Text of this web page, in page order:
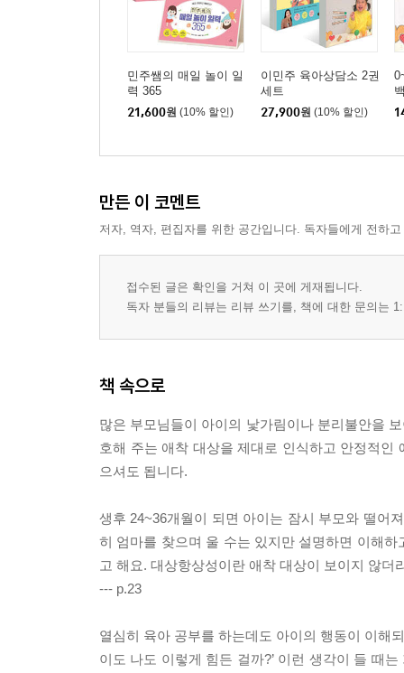
민주쌤의 매일 놀이 일
력 365
21,600원 (10% 할인)
이민주 육아상담소 2권
세트
27,900원 (10% 할인)
만든 이 코멘트
저자, 역자, 편집자를 위한 공간입니다. 독자들에게 전하
접수된 글은 확인을 거쳐 이 곳에 게재됩니다.
독자 분들의 리뷰는 리뷰 쓰기를, 책에 대한 문의는
책 속으로
많은 부모님들이 아이의 낯가림이나 분리불안을
호해 주는 애착 대상을 제대로 인식하고 안정적
으셔도 됩니다.
생후 24~36개월이 되면 아이는 잠시 부모와 떨어
히 엄마를 찾으며 울 수는 있지만 설명하면 이해하
고 해요. 대상항상성이란 애착 대상이 보이지 않
--- p.23
열심히 육아 공부를 하는데도 아이의 행동이 이해
이도 나도 이렇게 힘든 걸까?’ 이런 생각이 들 때